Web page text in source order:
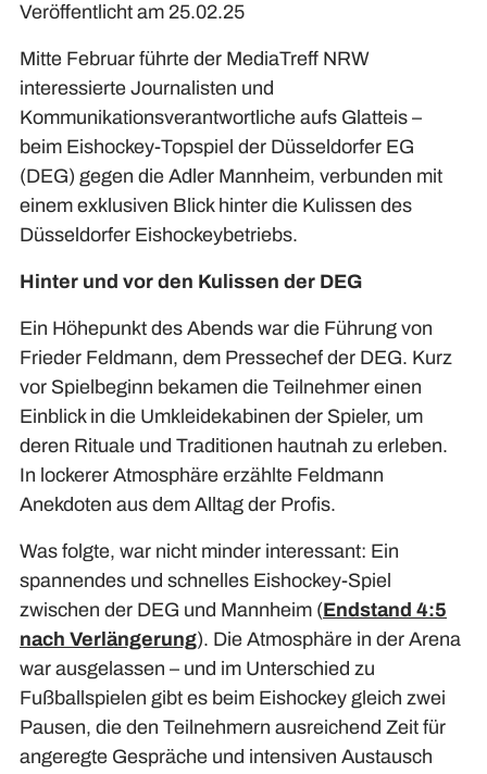
Veröffentlicht am 25.02.25
Mitte Februar führte der MediaTreff NRW
interessierte Journalisten und
Kommunikationsverantwortliche aufs Glatteis –
beim Eishockey-Topspiel der Düsseldorfer EG
(DEG) gegen die Adler Mannheim, verbunden mit
einem exklusiven Blick hinter die Kulissen des
Düsseldorfer Eishockeybetriebs.
Hinter und vor den Kulissen der DEG
Ein Höhepunkt des Abends war die Führung von
Frieder Feldmann, dem Pressechef der DEG. Kurz
vor Spielbeginn bekamen die Teilnehmer einen
Einblick in die Umkleidekabinen der Spieler, um
deren Rituale und Traditionen hautnah zu erleben.
In lockerer Atmosphäre erzählte Feldmann
Anekdoten aus dem Alltag der Profis.
Was folgte, war nicht minder interessant: Ein
spannendes und schnelles Eishockey-Spiel
zwischen der DEG und Mannheim (Endstand 4:5
nach Verlängerung). Die Atmosphäre in der Arena
war ausgelassen – und im Unterschied zu
Fußballspielen gibt es beim Eishockey gleich zwei
Pausen, die den Teilnehmern ausreichend Zeit für
angeregte Gespräche und intensiven Austausch